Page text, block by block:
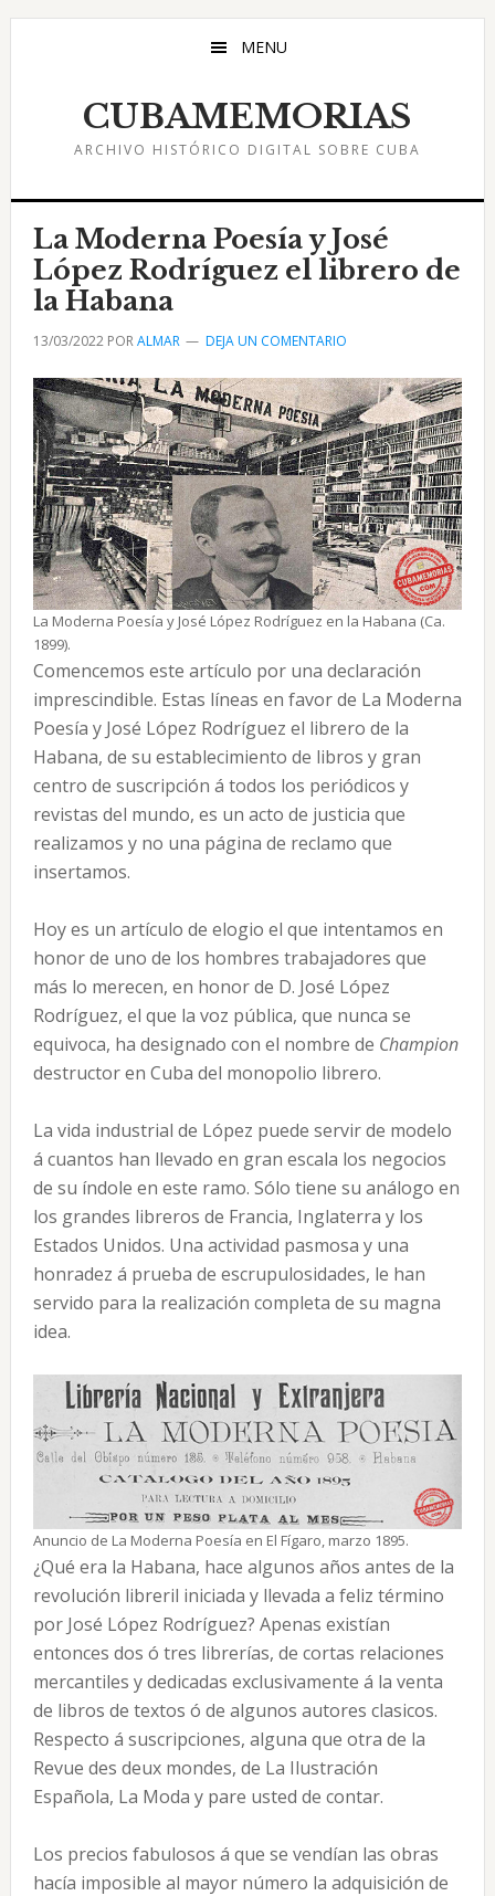
Saltar
Saltar
Saltar
MENU
CUBAMEMORIAS
ARCHIVO HISTÓRICO DIGITAL SOBRE CUBA
La Moderna Poesía y José
López Rodríguez el librero de
la Habana
13/03/2022PORALMAR DEJA UN COMENTARIO
La Moderna Poesía y José López Rodríguez en la Habana (Ca.
1899).
Comencemos este artículo por una declaración
imprescindible. Estas líneas en favor de La Moderna
Poesía y José López Rodríguez el librero de la
Habana, de su establecimiento de libros y gran
centro de suscripción á todos los periódicos y
revistas del mundo, es un acto de justicia que
realizamos y no una página de reclamo que
insertamos.
Hoy es un artículo de elogio el que intentamos en
honor de uno de los hombres trabajadores que
más lo merecen, en honor de D. José López
Rodríguez, el que la voz pública, que nunca se
equivoca, ha designado con el nombre de Champion
destructor en Cuba del monopolio librero.
La vida industrial de López puede servir de modelo
á cuantos han llevado en gran escala los negocios
de su índole en este ramo. Sólo tiene su análogo en
los grandes libreros de Francia, Inglaterra y los
Estados Unidos. Una actividad pasmosa y una
honradez á prueba de escrupulosidades, le han
servido para la realización completa de su magna
idea.
Anuncio de La Moderna Poesía en El Fígaro, marzo 1895.
¿Qué era la Habana, hace algunos años antes de la
revolución libreril iniciada y llevada a feliz término
por José López Rodríguez? Apenas existían
entonces dos ó tres librerías, de cortas relaciones
mercantiles y dedicadas exclusivamente á la venta
de libros de textos ó de algunos autores clasicos.
Respecto á suscripciones, alguna que otra de la
Revue des deux mondes, de La Ilustración
Española, La Moda y pare usted de contar.
Los precios fabulosos á que se vendían las obras
hacía imposible al mayor número la adquisición de